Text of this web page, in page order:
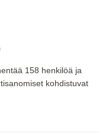
158 henkilöä ja
kohdistuvat